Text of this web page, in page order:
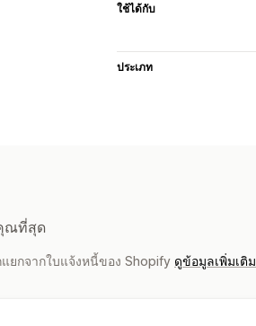
ใช้ได้กับ
ประเภท
ณที่สุด
ยกจากใบแจ้งหนี้ของ Shopify ดูข้อมูลเพิ่มเติม